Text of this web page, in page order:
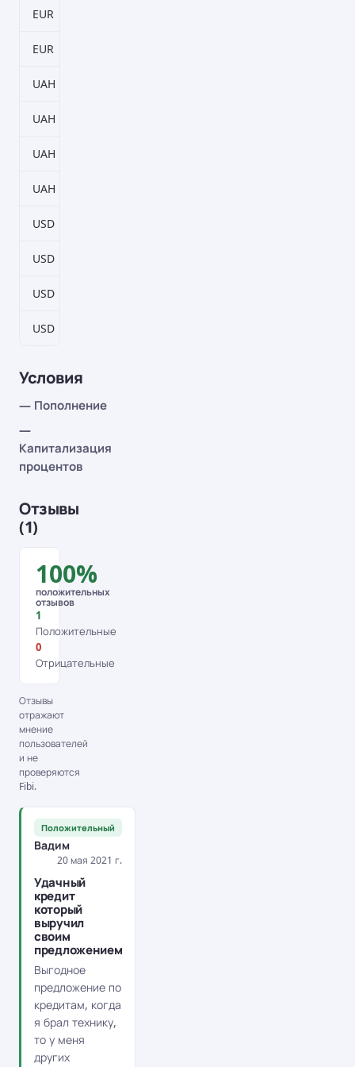
EUR
EUR
UAH
UAH
UAH
UAH
USD
USD
USD
USD
Условия
— Пополнение
—
Капитализация
процентов
Отзывы
(1)
100%
положительных
отзывов
1
Положительные
0
Отрицательные
Отзывы
отражают
мнение
пользователей
и не
проверяются
Fibi.
Положительный
Вадим
20 мая 2021 г.
Удачный
кредит
который
выручил
своим
предложением
Выгодное
предложение по
кредитам, когда
я брал технику,
то у меня
других